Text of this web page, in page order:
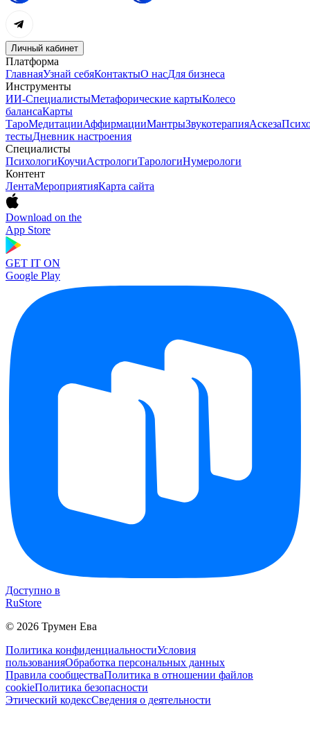
Личный кабинет
Платформа
ГлавнаяУзнай себяКонтактыО насДля бизнеса
Инструменты
ИИ-СпециалистыМетафорические картыКолесо
балансаКарты
ТароМедитацииАффирмацииМантрыЗвукотерапияАскеза
тестыДневник настроения
Специалисты
ПсихологиКоучиАстрологиТарологиНумерологи
Контент
ЛентаМероприятияКарта сайта
Download on the
App Store
GET IT ON
Google Play
Доступно в
RuStore
© 2026 Трумен Ева
Политика конфиденциальностиУсловия
пользованияОбработка персональных данных
Правила сообществаПолитика в отношении файлов
cookieПолитика безопасности
Этический кодексСведения о деятельности